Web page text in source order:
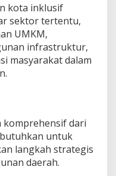
kota inklusif
sektor tertentu,
UMKM,
infrastruktur,
masyarakat dalam
komprehensif dari
untuk
langkah strategis
daerah.